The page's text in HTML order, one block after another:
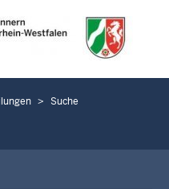
Inhalt
MAIN MENU
Suche